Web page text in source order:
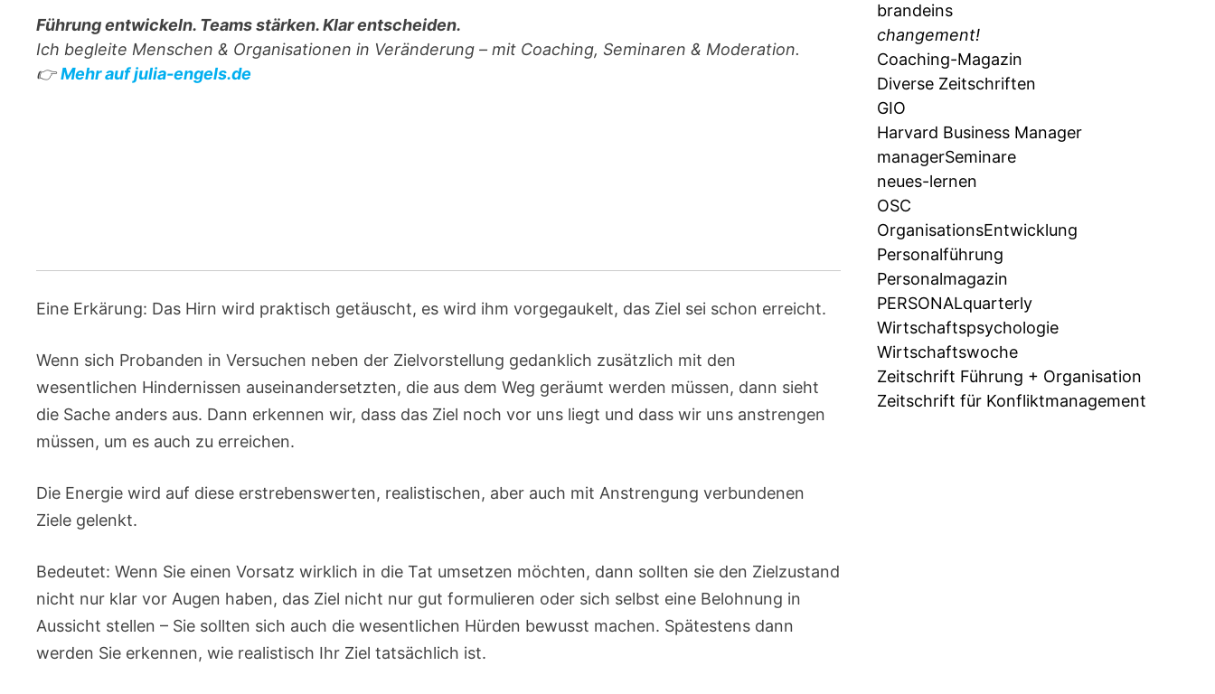
Führung entwickeln. Teams stärken. Klar entscheiden.
Ich begleite Menschen & Organisationen in Veränderung – mit Coaching, Seminaren & Moderation.
👉Mehr auf julia-engels.de
Eine Erkärung: Das Hirn wird praktisch getäuscht, es wird ihm vorgegaukelt, das Ziel sei schon erreicht.
Wenn sich Probanden in Versuchen neben der Zielvorstellung gedanklich zusätzlich mit den
wesentlichen Hindernissen auseinandersetzten, die aus dem Weg geräumt werden müssen, dann sieht
die Sache anders aus. Dann erkennen wir, dass das Ziel noch vor uns liegt und dass wir uns anstrengen
müssen, um es auch zu erreichen.
Die Energie wird auf diese erstrebenswerten, realistischen, aber auch mit Anstrengung verbundenen
Ziele gelenkt.
Bedeutet: Wenn Sie einen Vorsatz wirklich in die Tat umsetzen möchten, dann sollten sie den Zielzustand
nicht nur klar vor Augen haben, das Ziel nicht nur gut formulieren oder sich selbst eine Belohnung in
Aussicht stellen – Sie sollten sich auch die wesentlichen Hürden bewusst machen. Spätestens dann
werden Sie erkennen, wie realistisch Ihr Ziel tatsächlich ist.
brandeins
changement!
Coaching-Magazin
Diverse Zeitschriften
GIO
Harvard Business Manager
managerSeminare
neues-lernen
OSC
OrganisationsEntwicklung
Personalführung
Personalmagazin
PERSONALquarterly
Wirtschaftspsychologie
Wirtschaftswoche
Zeitschrift Führung + Organisation
Zeitschrift für Konfliktmanagement